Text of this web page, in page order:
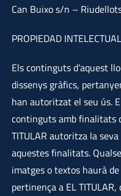
Can Buixo s/n –
PROPIEDAD
Els continguts d’aquest
dissenys gràfics,
han autoritzat el seu ús.
continguts amb finalitats
TITULAR autoritza la
aquestes finalitats.
imatges o textos haurà
pertinença a EL